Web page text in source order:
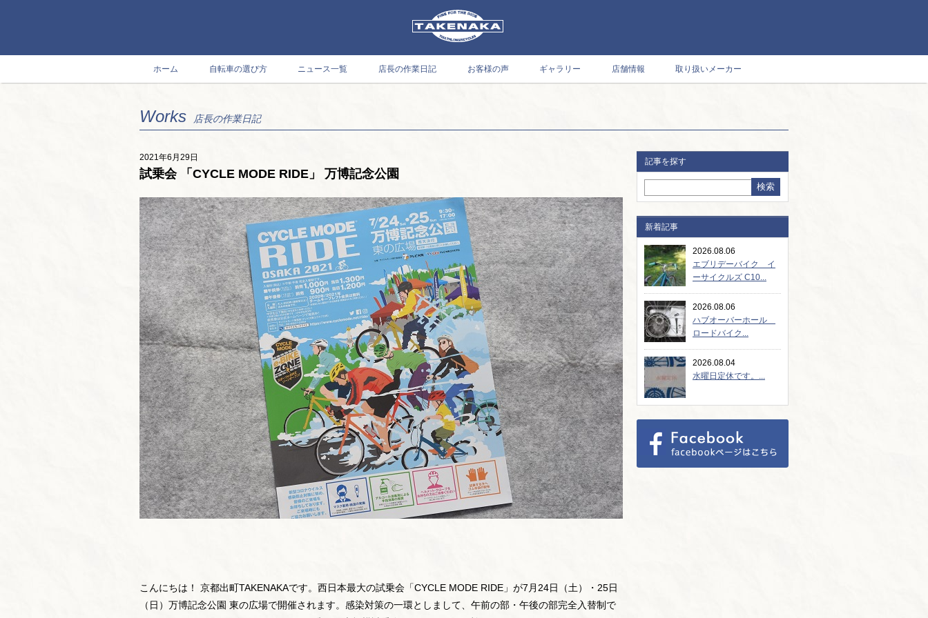
ホーム 自転車の選び方 ニュース一覧 店長の作業日記 お客様の声 ギャラリー 店舗情報 取り扱いメーカー
Works 店長の作業日記
2021年6月29日
試乗会 「CYCLE MODE RIDE」 万博記念公園
こんにちは！ 京都出町TAKENAKAです。西日本最大の試乗会「CYCLE MODE RIDE」が7月24日（土）・25日
（日）万博記念公園 東の広場で開催されます。感染対策の一環としまして、午前の部・午後の部完全入替制で
記事を探す
新着記事
2026.08.06
エブリデーバイク イ
ーサイクルズ C10...
2026.08.06
ハブオーバーホール
ロードバイク...
2026.08.04
水曜日定休です。...